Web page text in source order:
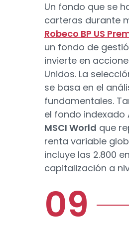
Un fondo que se
carteras durante
Robeco BP US
un fondo de
invierte en
Unidos. La
se basa en el
fundamentales.
el fondo indexado
MSCI World que
renta variable
incluye las 2.800
capitalización a